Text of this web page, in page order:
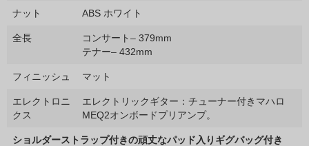
ナット ABS ホワイト
全長
コンサート– 379mm
テナー– 432mm
フィニッシュ マット
エレクトロニ
クス
エレクトリックギター：チューナー付きマハロ
MEQ2オンボードプリアンプ。
ショルダーストラップ付きの頑丈なパッド入りギグバッグ付き